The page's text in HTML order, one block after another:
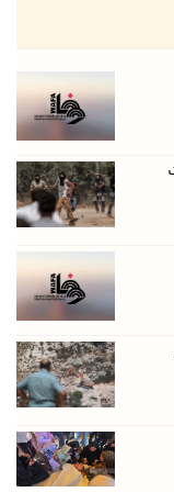
نحو ...
...
ب ...